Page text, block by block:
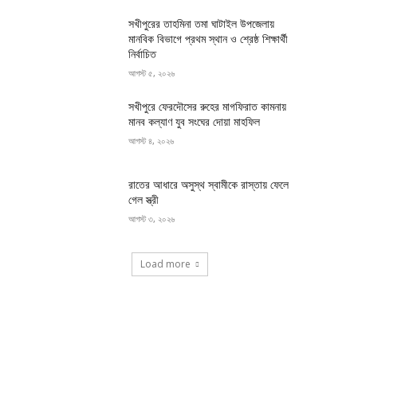
সখীপুরের তাহমিনা তমা ঘাটাইল উপজেলায়
মানবিক বিভাগে প্রথম স্থান ও শ্রেষ্ঠ শিক্ষার্থী
নির্বাচিত
আগস্ট ৫, ২০২৬
সখীপুরে ফেরদৌসের রুহের মাগফিরাত কামনায়
মানব কল্যাণ যুব সংঘের দোয়া মাহফিল
আগস্ট ৪, ২০২৬
রাতের আধারে অসুস্থ স্বামীকে রাস্তায় ফেলে
গেল স্ত্রী
আগস্ট ৩, ২০২৬
Load more